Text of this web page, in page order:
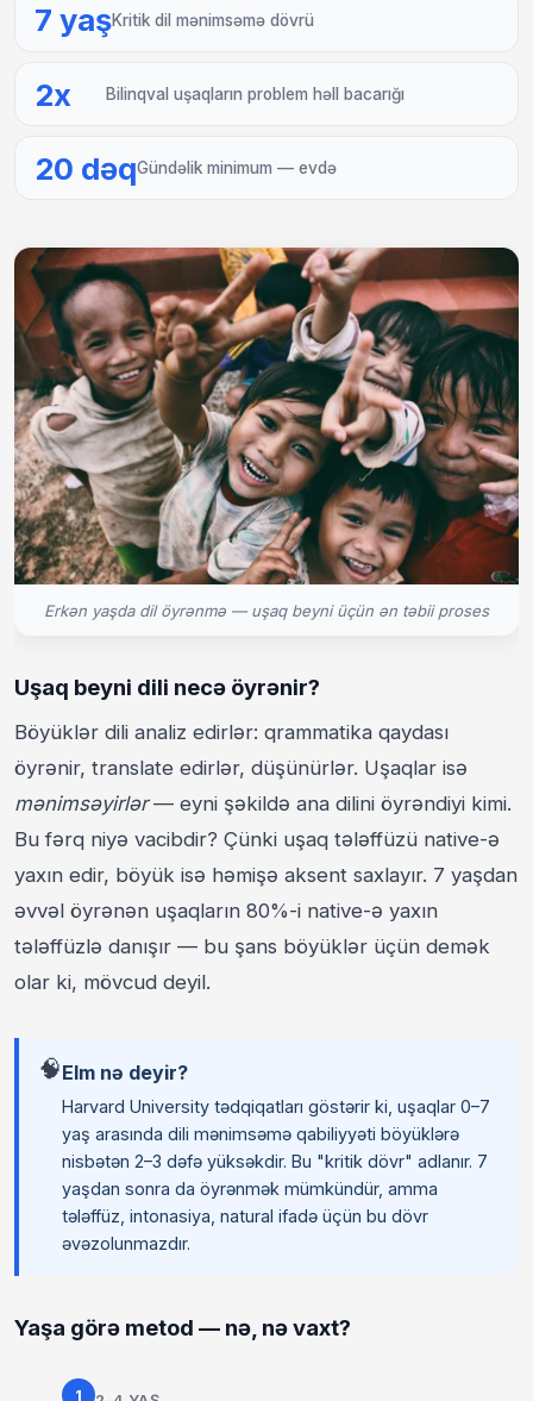
7 yaşKritik dil mənimsəmə dövrü
2x Bilinqval uşaqların problem həll bacarığı
20 dəqGündəlik minimum — evdə
Erkən yaşda dil öyrənmə — uşaq beyni üçün ən təbii proses
Uşaq beyni dili necə öyrənir?
Böyüklər dili analiz edirlər: qrammatika qaydası
öyrənir, translate edirlər, düşünürlər. Uşaqlar isə
mənimsəyirlər— eyni şəkildə ana dilini öyrəndiyi kimi.
Bu fərq niyə vacibdir? Çünki uşaq tələffüzü native-ə
yaxın edir, böyük isə həmişə aksent saxlayır. 7 yaşdan
əvvəl öyrənən uşaqların 80%-i native-ə yaxın
tələffüzlə danışır — bu şans böyüklər üçün demək
olar ki, mövcud deyil.
🧠Elm nə deyir?
Harvard University tədqiqatları göstərir ki, uşaqlar 0–7
yaş arasında dili mənimsəmə qabiliyyəti böyüklərə
nisbətən 2–3 dəfə yüksəkdir. Bu "kritik dövr" adlanır. 7
yaşdan sonra da öyrənmək mümkündür, amma
tələffüz, intonasiya, natural ifadə üçün bu dövr
əvəzolunmazdır.
Yaşa görə metod — nə, nə vaxt?
1